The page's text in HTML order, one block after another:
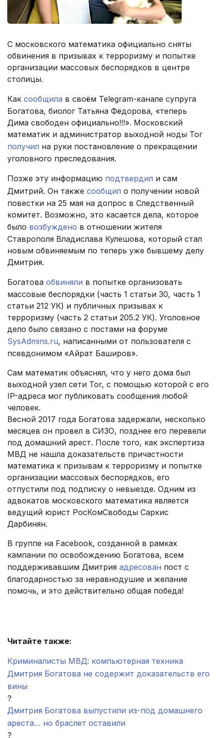
С московского математика официально сняты
обвинения в призывах к терроризму и попытке
организации массовых беспорядков в центре
столицы.
Как сообщила в своём Telegram-канале супруга
Богатова, биолог Татьяна Фёдорова, «теперь
Дима свободен официально!!!». Московский
математик и администратор выходной ноды Tor
получил на руки постановление о прекращении
уголовного преследования.
Позже эту информацию подтвердил и сам
Дмитрий. Он также сообщил о получении новой
повестки на 25 мая на допрос в Следственный
комитет. Возможно, это касается дела, которое
было возбуждено в отношении жителя
Ставрополя Владислава Кулешова, который стал
новым обвиняемым по теперь уже бывшему делу
Дмитрия.
Богатова обвиняли в попытке организовать
массовые беспорядки (часть 1 статьи 30, часть 1
статьи 212 УК) и публичных призывах к
терроризму (часть 2 статьи 205.2 УК). Уголовное
дело было связано с постами на форуме
SysAdmins.ru, написанными от пользователя с
псевдонимом «Айрат Баширов».
Сам математик объяснял, что у него дома был
выходной узел сети Tor, с помощью которой с его
IP-адреса мог публиковать сообщения любой
человек.
Весной 2017 года Богатова задержали, несколько
месяцев он провел в СИЗО, позднее его перевели
под домашний арест. После того, как экспертиза
МВД не нашла доказательств причастности
математика к призывам к терроризму и попытке
организации массовых беспорядков, его
отпустили под подписку о невыезде. Одним из
адвокатов московского математика является
ведущий юрист РосКомСвободы Саркис
Дарбинян.
В группе на Facebook, созданной в рамках
кампании по освобождению Богатова, всем
поддерживавшим Дмитрия адресован пост с
благодарностью за неравнодушие и желание
помочь, и это действительно общая победа!
Читайте также:
Криминалисты МВД: компьютерная техника
Дмитрия Богатова не содержит доказательств его
вины
?
Дмитрия Богатова выпустили из-под домашнего
ареста… но браслет оставили
?